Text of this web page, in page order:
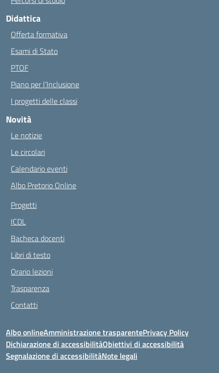
Didattica
Offerta formativa
Esami di Stato
PTOF
Piano per l’Inclusione
I progetti delle classi
Novità
Le notizie
Le circolari
Calendario eventi
Albo Pretorio Online
Progetti
ICDL
Bacheca docenti
Libri di testo
Orario lezioni
Trasparenza
Contatti
Albo onlineAmministrazione trasparentePrivacy Policy
Dichiarazione di accessibilitàObiettivi di accessibilità
Segnalazione di accessibilitàNote legali